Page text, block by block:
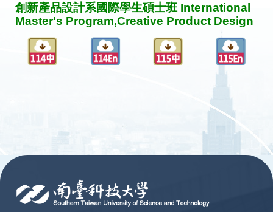
創新產品設計系國際學生碩士班 International
Master's Program,Creative Product Design